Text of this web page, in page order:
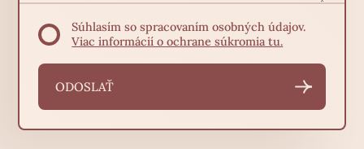
Súhlasím so spracovaním osobných údajov.
Viac informácií o ochrane súkromia tu.